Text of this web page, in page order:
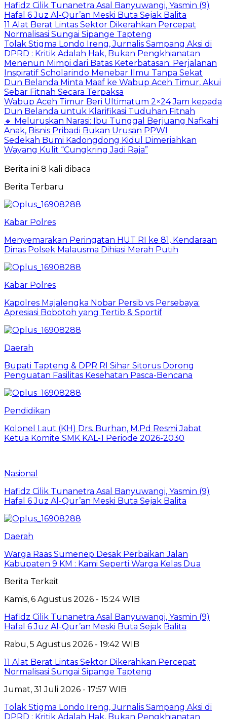
Hafidz Cilik Tunanetra Asal Banyuwangi, Yasmin (9)
Hafal 6 Juz Al-Qur’an Meski Buta Sejak Balita
11 Alat Berat Lintas Sektor Dikerahkan Percepat
Normalisasi Sungai Sipange Tapteng
Tolak Stigma Londo Ireng, Jurnalis Sampang Aksi di
DPRD : Kritik Adalah Hak, Bukan Pengkhianatan
Menenun Mimpi dari Batas Keterbatasan: Perjalanan
Inspiratif Scholarindo Menebar Ilmu Tanpa Sekat
Dun Belanda Minta Maaf ke Wabup Aceh Timur, Akui
Sebar Fitnah Secara Terpaksa
Wabup Aceh Timur Beri Ultimatum 2×24 Jam kepada
Dun Belanda untuk Klarifikasi Tuduhan Fitnah
🔹 Meluruskan Narasi: Ibu Tunggal Berjuang Nafkahi
Anak, Bisnis Pribadi Bukan Urusan PPWI
Sedekah Bumi Kadongdong Kidul Dimeriahkan
Wayang Kulit “Cungkring Jadi Raja”
Berita ini 8 kali dibaca
Berita Terbaru
Kabar Polres
Menyemarakan Peringatan HUT RI ke 81, Kendaraan
Dinas Polsek Malausma Dihiasi Merah Putih
Kabar Polres
Kapolres Majalengka Nobar Persib vs Persebaya:
Apresiasi Bobotoh yang Tertib & Sportif
Daerah
Bupati Tapteng & DPR RI Sihar Sitorus Dorong
Penguatan Fasilitas Kesehatan Pasca-Bencana
Pendidikan
Kolonel Laut (KH) Drs. Burhan, M.Pd Resmi Jabat
Ketua Komite SMK KAL-1 Periode 2026-2030
Nasional
Hafidz Cilik Tunanetra Asal Banyuwangi, Yasmin (9)
Hafal 6 Juz Al-Qur’an Meski Buta Sejak Balita
Daerah
Warga Raas Sumenep Desak Perbaikan Jalan
Kabupaten 9 KM : Kami Seperti Warga Kelas Dua
Berita Terkait
Kamis, 6 Agustus 2026 - 15:24 WIB
Hafidz Cilik Tunanetra Asal Banyuwangi, Yasmin (9)
Hafal 6 Juz Al-Qur’an Meski Buta Sejak Balita
Rabu, 5 Agustus 2026 - 19:42 WIB
11 Alat Berat Lintas Sektor Dikerahkan Percepat
Normalisasi Sungai Sipange Tapteng
Jumat, 31 Juli 2026 - 17:57 WIB
Tolak Stigma Londo Ireng, Jurnalis Sampang Aksi di
DPRD : Kritik Adalah Hak, Bukan Pengkhianatan